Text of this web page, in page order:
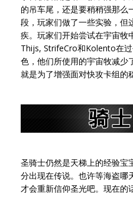
的吊车尾，还是要稍稍强那么
段，玩家们做了一些实验，但
疾。玩家们开始尝试在宇宙牧
Thijs, StrifeCro和Kolento在
色，他们所使用的宇宙牧减少
就是为了增强面对快攻卡组的
圣骑士仍然是天梯上的经验宝
分出现在传说。也许等海盗哪
才会重新信仰圣光吧。现在的